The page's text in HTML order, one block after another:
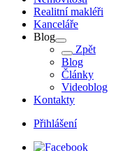
Realitní makléři
Kanceláře
Blog
Zpět
Blog
Články
Videoblog
Kontakty
Přihlášení